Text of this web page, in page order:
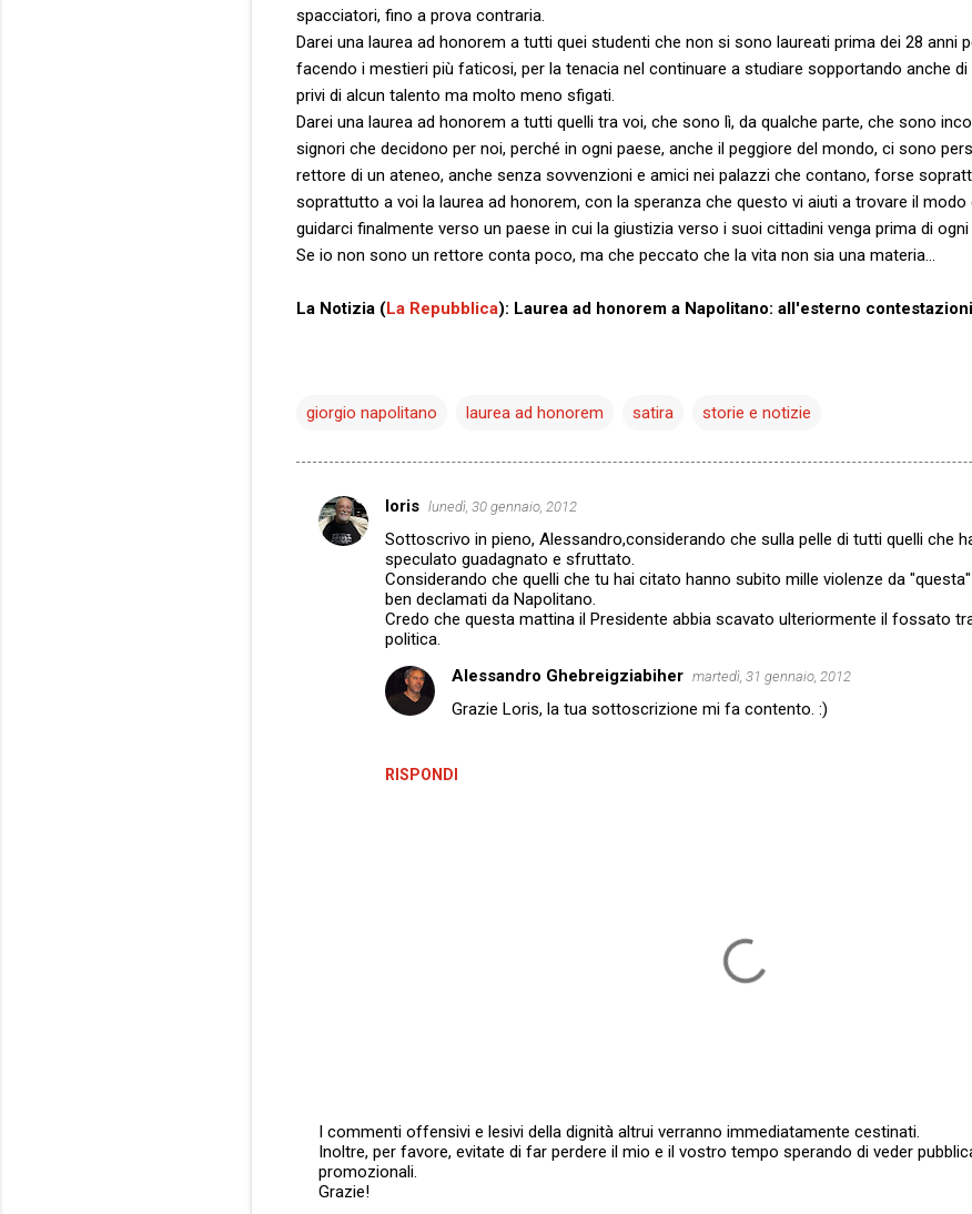
spacciatori, fino a prova contraria.
Darei una laurea ad honorem a tutti quei studenti che non si sono laureati prima dei 28 anni
facendo i mestieri più faticosi, per la tenacia nel continuare a studiare sopportando anche
privi di alcun talento ma molto meno sfigati.
Darei una laurea ad honorem a tutti quelli tra voi, che sono lì, da qualche parte, che sono
signori che decidono per noi, perché in ogni paese, anche il peggiore del mondo, ci sono
rettore di un ateneo, anche senza sovvenzioni e amici nei palazzi che contano, forse
soprattutto a voi la laurea ad honorem, con la speranza che questo vi aiuti a trovare il modo
guidarci finalmente verso un paese in cui la giustizia verso i suoi cittadini venga prima di
Se io non sono un rettore conta poco, ma che peccato che la vita non sia una materia…
La Notizia (La Repubblica): Laurea ad honorem a Napolitano: all'esterno
giorgio napolitano laurea ad honorem satira storie e notizie
C
o
loris lunedì, 30 gennaio, 2012
Sottoscrivo in pieno, Alessandro,considerando che sulla pelle di tutti quelli che
speculato guadagnato e sfruttato.
Considerando che quelli che tu hai citato hanno subito mille violenze da
ben declamati da Napolitano.
Credo che questa mattina il Presidente abbia scavato ulteriormente il fossato
politica.
RISPONDI
Alessandro Ghebreigziabiher martedì, 31 gennaio, 2012
Grazie Loris, la tua sottoscrizione mi fa contento. :)
P
o
s
I commenti offensivi e lesivi della dignità altrui verranno immediatamente cestinati.
Inoltre, per favore, evitate di far perdere il mio e il vostro tempo sperando di veder
promozionali.
Grazie!